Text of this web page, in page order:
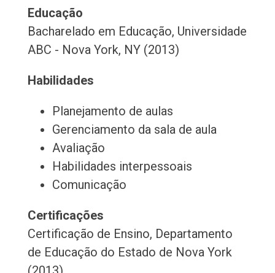
Educação
Bacharelado em Educação, Universidade
ABC - Nova York, NY (2013)
Habilidades
Planejamento de aulas
Gerenciamento da sala de aula
Avaliação
Habilidades interpessoais
Comunicação
Certificações
Certificação de Ensino, Departamento
de Educação do Estado de Nova York